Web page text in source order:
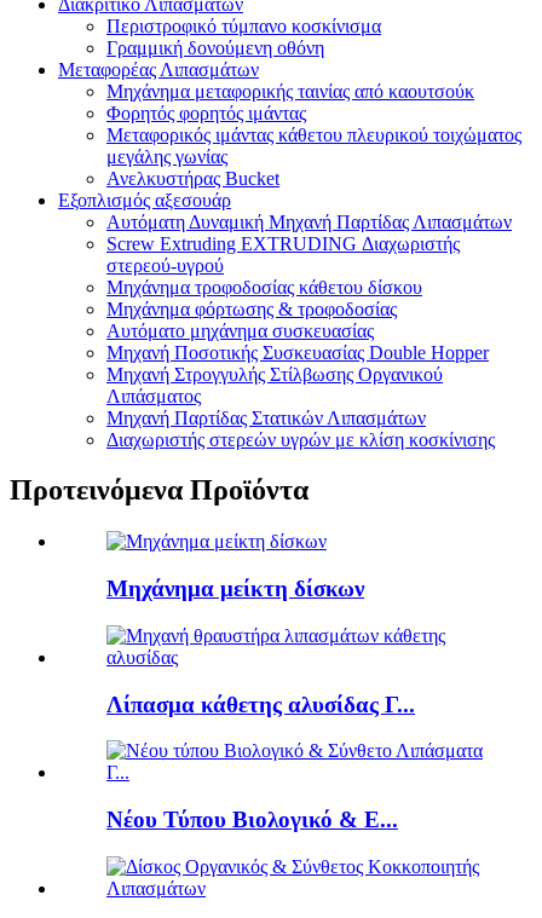
Περιστροφικό τύμπανο κοσκίνισμα
Γραμμική δονούμενη οθόνη
Μεταφορέας Λιπασμάτων
Μηχάνημα μεταφορικής ταινίας από καουτσούκ
Φορητός φορητός ιμάντας
Μεταφορικός ιμάντας κάθετου πλευρικού τοιχώματος
μεγάλης γωνίας
Ανελκυστήρας Bucket
Εξοπλισμός αξεσουάρ
Αυτόματη Δυναμική Μηχανή Παρτίδας Λιπασμάτων
Screw Extruding EXTRUDING Διαχωριστής
στερεού-υγρού
Μηχάνημα τροφοδοσίας κάθετου δίσκου
Μηχάνημα φόρτωσης & τροφοδοσίας
Αυτόματο μηχάνημα συσκευασίας
Μηχανή Ποσοτικής Συσκευασίας Double Hopper
Μηχανή Στρογγυλής Στίλβωσης Οργανικού
Λιπάσματος
Μηχανή Παρτίδας Στατικών Λιπασμάτων
Διαχωριστής στερεών υγρών με κλίση κοσκίνισης
Προτεινόμενα Προϊόντα
Μηχάνημα μείκτη δίσκων
Λίπασμα κάθετης αλυσίδας Γ...
Νέου Τύπου Βιολογικό & Ε...